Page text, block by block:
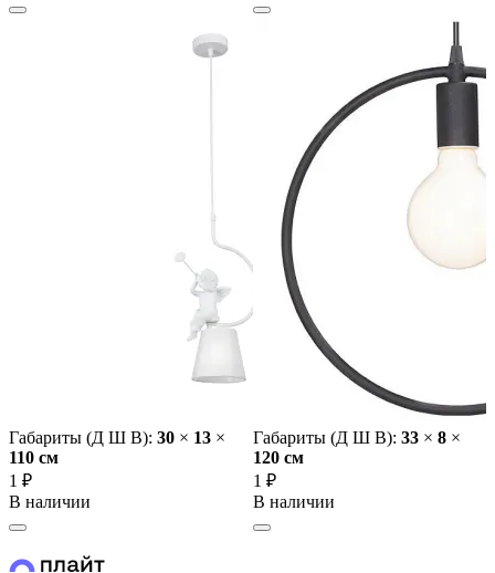
Габариты (Д Ш В): 30 × 13 ×
110 cм
1 ₽
В наличии
Габариты (Д Ш В): 33 × 8 ×
120 cм
1 ₽
В наличии